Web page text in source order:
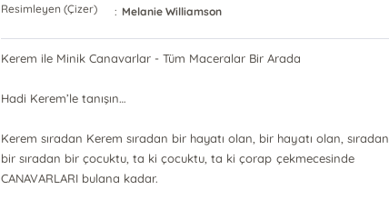
Resimleyen (Çizer)
: Melanie Williamson
Kerem ile Minik Canavarlar - Tüm Maceralar Bir Arada
Hadi Kerem’le tanışın…
Kerem sıradan Kerem sıradan bir hayatı olan, bir hayatı olan, sıradan
bir sıradan bir çocuktu, ta ki çocuktu, ta ki çorap çekmecesinde
CANAVARLARI bulana kadar.